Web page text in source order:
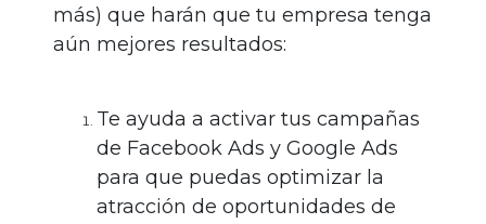
más) que harán que tu empresa tenga
aún mejores resultados:
Te ayuda a activar tus campañas
de Facebook Ads y Google Ads
para que puedas optimizar la
atracción de oportunidades de